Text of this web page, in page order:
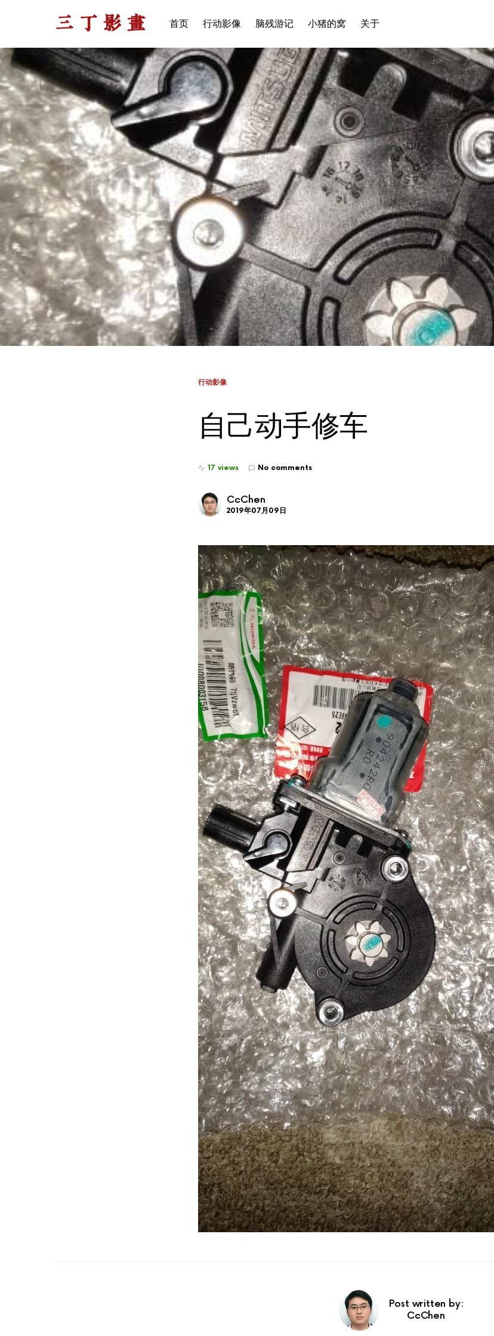
三丁影画 首页 行动影像 脑残游记 小猪的窝 关于
行动影像
自己动手修车
17 views No comments
CcChen
2019年07月09日
Post written by:
CcChen